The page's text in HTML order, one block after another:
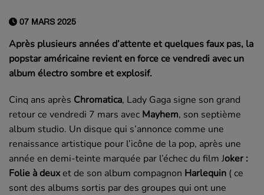
07 MARS 2025
Après plusieurs années d’attente et quelques faux pas, la
popstar américaine revient en force ce vendredi avec un
album électro sombre et explosif.
Cinq ans après Chromatica, Lady Gaga signe son grand
retour ce vendredi 7 mars avec Mayhem, son septième
album studio. Un disque qui s’annonce comme une
renaissance artistique pour l’icône de la pop, après une
année en demi-teinte marquée par l’échec du film Joker :
Folie à deuxet de son album compagnon Harlequin ( ce
sont des albums sortis par des groupes qui ont une